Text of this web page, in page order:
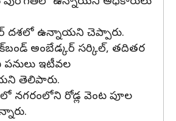
దశలో ఉన్నాయని చెప్పారు.
అంబేడ్కర్ సర్కిల్, తదితర
పనులు ఇటీవల
తెలిపారు.
నగరంలోని రోడ్ల వెంట పూల